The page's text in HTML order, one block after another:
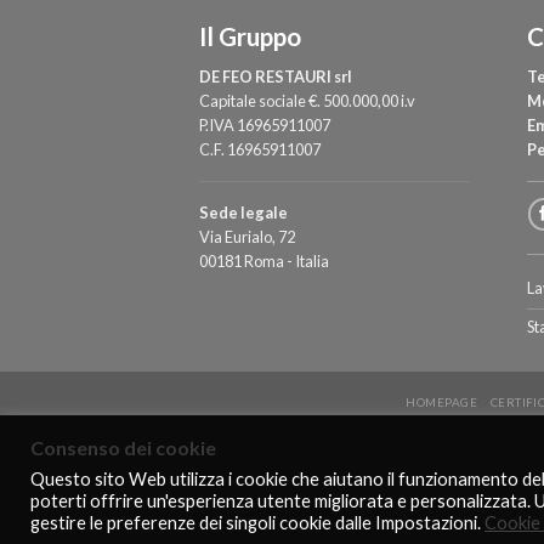
Il Gruppo
DE FEO RESTAURI srl
Capitale sociale €. 500.000,00 i.v
P.IVA 16965911007
C.F. 16965911007
Sede legale
Via Eurialo, 72
00181 Roma - Italia
HOMEPAGE
Consenso dei cookie
Questo sito Web utilizza i cookie che aiutano il funzionamento
poterti offrire un'esperienza utente migliorata e personalizzata.
gestire le preferenze dei singoli cookie dalle Impostazioni. Cookie